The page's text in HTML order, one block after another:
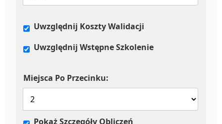
Uwzględnij Koszty Walidacji
Uwzględnij Wstępne Szkolenie
Miejsca Po Przecinku:
Pokaż Szczegóły Obliczeń